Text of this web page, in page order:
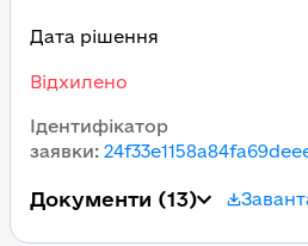
Дата рішення
Відхилено
Ідентифікатор
заявки:
Документи (13)